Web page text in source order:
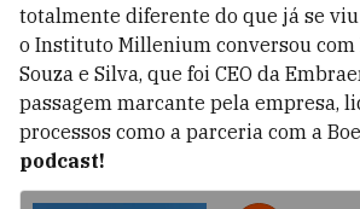
totalmente diferente do que já se
o Instituto Millenium conversou com
Souza e Silva, que foi CEO da
passagem marcante pela empresa,
processos como a parceria com a
podcast!